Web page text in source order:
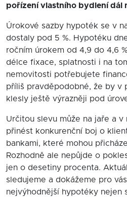
pořízení vlastního bydlení dál
Úrokové sazby hypoték se v
dostaly pod 5 %. Hypotéku
ročním úrokem od 4,9 do 4,6
délce fixace, splatnosti i na
nemovitosti potřebujete
příliš pravděpodobné, že by v
klesly ještě výrazněji pod
Určitou slevu může na jaře a v
přinést konkurenční boj o
bankami, které mohou
Rozhodně ale nepůjde o
jen o desetiny procenta.
sledujeme a dokážeme pro
nejvýhodnější hypotéky nejen